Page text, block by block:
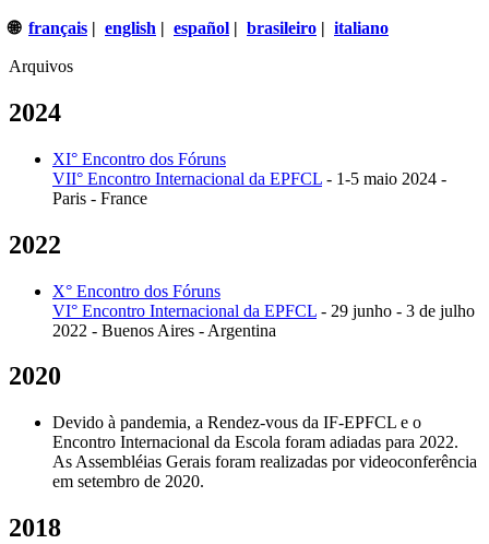
🌐 français | english | español | brasileiro | italiano
Arquivos
2024
XI° Encontro dos Fóruns
VII° Encontro Internacional da EPFCL - 1-5 maio 2024 -
Paris - France
2022
X° Encontro dos Fóruns
VI° Encontro Internacional da EPFCL - 29 junho - 3 de julho
2022 - Buenos Aires - Argentina
2020
Devido à pandemia, a Rendez-vous da IF-EPFCL e o
Encontro Internacional da Escola foram adiadas para 2022.
As Assembléias Gerais foram realizadas por videoconferência
em setembro de 2020.
2018